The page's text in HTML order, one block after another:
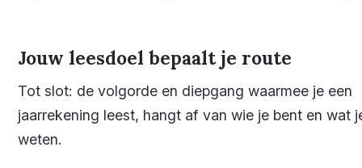
Jouw leesdoel bepaalt je route
Tot slot: de volgorde en diepgang waarmee je een
jaarrekening leest, hangt af van wie je bent en wat
weten.